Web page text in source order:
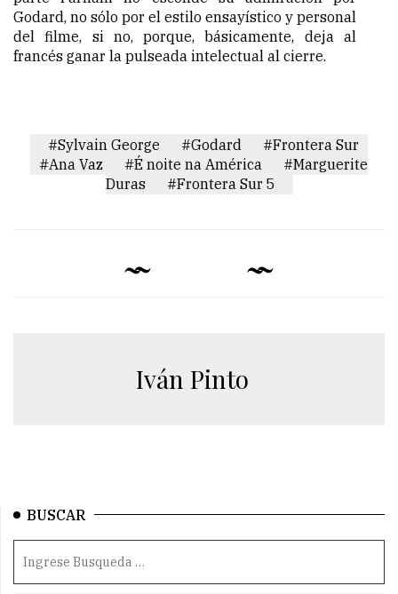
Godard, no sólo por el estilo ensayístico y personal
del filme, si no, porque, básicamente, deja al
francés ganar la pulseada intelectual al cierre.
#Sylvain George #Godard
#Frontera Sur
#Ana Vaz
#É noite na América
#Marguerite
Duras
#Frontera Sur 5
Iván Pinto
BUSCAR